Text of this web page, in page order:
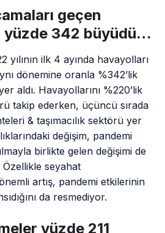
geçen
yüzde 342 büyüdü…
yılının ilk 4 ayında havayolları
dönemine oranla %342’lik
aldı. Havayollarını %220’lik
takip ederken, üçüncü sırada
& taşımacılık sektörü yer
değişim, pandemi
birlikte gelen değişimi de
seyahat
artış, pandemi etkilerinin
da resmediyor.
yüzde 211